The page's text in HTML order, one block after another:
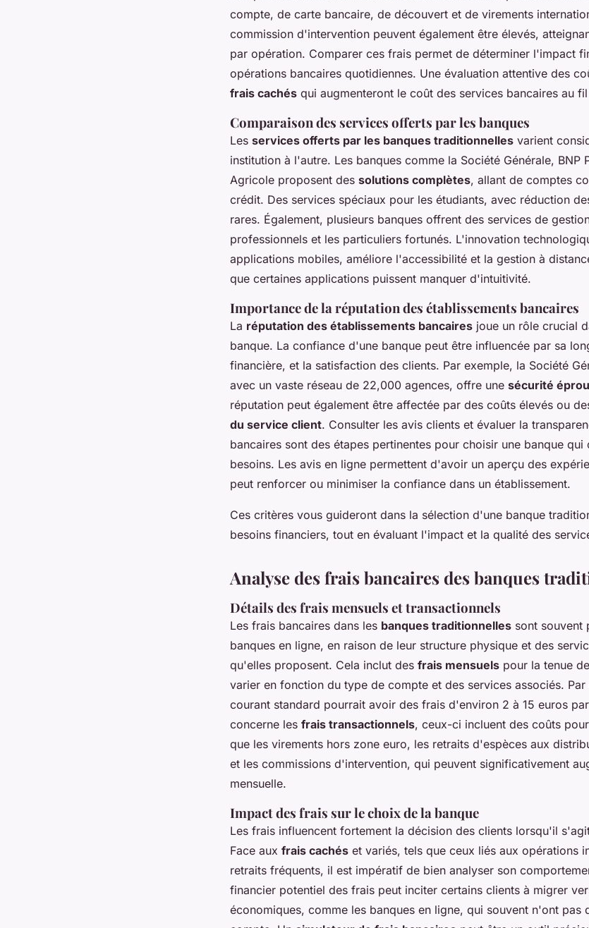
compte, de carte bancaire, de découvert et de virements
commission d'intervention peuvent également être élevés,
par opération. Comparer ces frais permet de déterminer l'impact
opérations bancaires quotidiennes. Une évaluation attentive des
frais cachés qui augmenteront le coût des services bancaires au
Comparaison des services offerts par les banques
Les services offerts par les banques traditionnelles varient
institution à l'autre. Les banques comme la Société Générale, BNP
Agricole proposent des solutions complètes, allant de comptes
crédit. Des services spéciaux pour les étudiants, avec réduction
rares. Également, plusieurs banques offrent des services de
professionnels et les particuliers fortunés. L'innovation
applications mobiles, améliore l'accessibilité et la gestion à
que certaines applications puissent manquer d'intuitivité.
Importance de la réputation des établissements bancaires
La réputation des établissements bancaires joue un rôle crucial
banque. La confiance d'une banque peut être influencée par sa
financière, et la satisfaction des clients. Par exemple, la Société
avec un vaste réseau de 22,000 agences, offre une sécurité
réputation peut également être affectée par des coûts élevés ou
du service client. Consulter les avis clients et évaluer la
bancaires sont des étapes pertinentes pour choisir une banque
besoins. Les avis en ligne permettent d'avoir un aperçu des
peut renforcer ou minimiser la confiance dans un établissement.
Ces critères vous guideront dans la sélection d'une banque
besoins financiers, tout en évaluant l'impact et la qualité des
Analyse des frais bancaires des banques
Détails des frais mensuels et transactionnels
Les frais bancaires dans les banques traditionnelles sont souvent
banques en ligne, en raison de leur structure physique et des
qu'elles proposent. Cela inclut des frais mensuels pour la tenue
varier en fonction du type de compte et des services associés.
courant standard pourrait avoir des frais d'environ 2 à 15 euros
concerne les frais transactionnels, ceux-ci incluent des coûts
que les virements hors zone euro, les retraits d'espèces aux
et les commissions d'intervention, qui peuvent significativement
mensuelle.
Impact des frais sur le choix de la banque
Les frais influencent fortement la décision des clients lorsqu'il
Face aux frais cachés et variés, tels que ceux liés aux opérations
retraits fréquents, il est impératif de bien analyser son
financier potentiel des frais peut inciter certains clients à migrer
économiques, comme les banques en ligne, qui souvent n'ont pas